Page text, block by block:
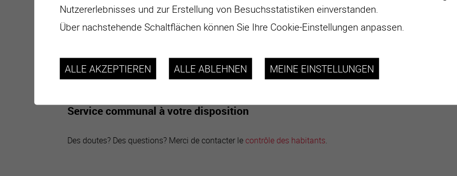
Soit en vous présentant au guichet du Contrôle des habitants.
Ces attestations sont soumises à émolument : Fr 20.- par attestation.
Service communal à votre disposition
Des doutes? Des questions? Merci de contacter lecontrôle des habitants.
Nutzererlebnisses und zur Erstellung von Besuchsstatistiken einverstanden.
Über nachstehende Schaltflächen können Sie Ihre Cookie-Einstellungen anpassen.
ALLE AKZEPTIEREN ALLE ABLEHNEN MEINE EINSTELLUNGEN